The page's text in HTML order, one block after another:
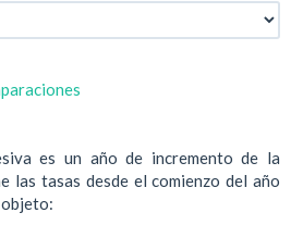
es un año de incremento de la
las tasas desde el comienzo del año